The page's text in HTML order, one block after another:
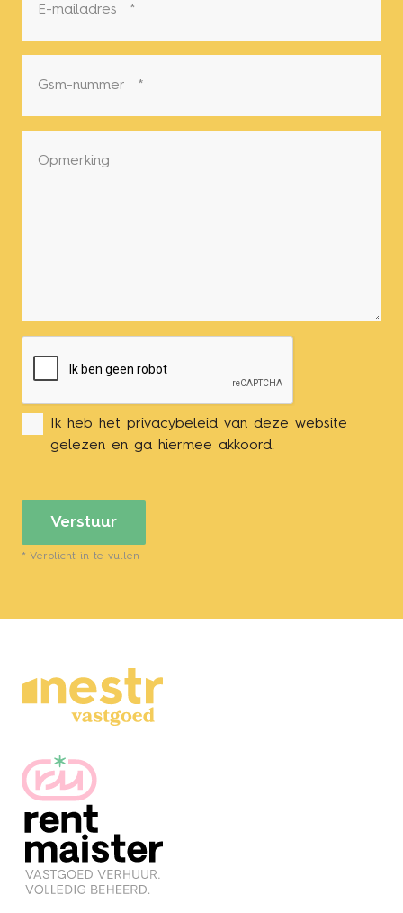
Ik heb het privacybeleid van deze website
gelezen en ga hiermee akkoord.
Verstuur
* Verplicht in te vullen